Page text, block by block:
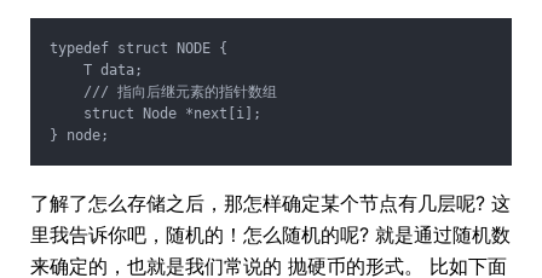
typedef struct NODE {
T data;
/// 指向后继元素的指针数组
struct Node *next[i];
} node;
了解了怎么存储之后，那怎样确定某个节点有几层呢? 这
里我告诉你吧，随机的！怎么随机的呢? 就是通过随机数
来确定的，也就是我们常说的 抛硬币的形式。 比如下面